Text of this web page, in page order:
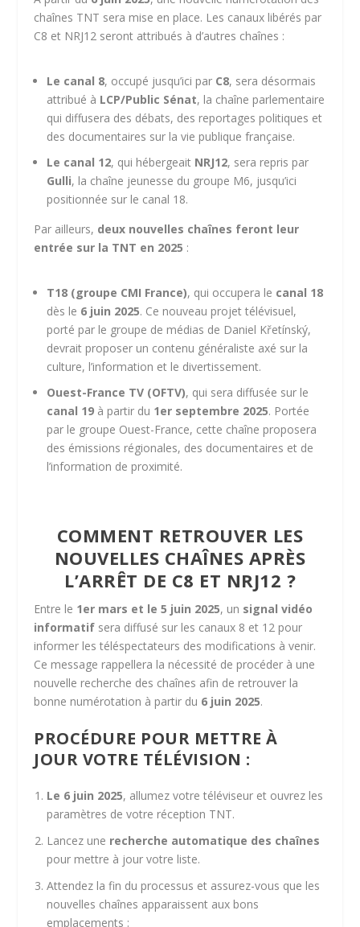
chaînes TNT sera mise en place. Les canaux libérés par
C8 et NRJ12 seront attribués à d’autres chaînes :
Le canal 8, occupé jusqu’ici par C8, sera désormais
attribué à LCP/Public Sénat, la chaîne parlementaire
qui diffusera des débats, des reportages politiques et
des documentaires sur la vie publique française.
Le canal 12, qui hébergeait NRJ12, sera repris par
Gulli, la chaîne jeunesse du groupe M6, jusqu’ici
positionnée sur le canal 18.
Par ailleurs, deux nouvelles chaînes feront leur
entrée sur la TNT en 2025 :
T18 (groupe CMI France), qui occupera le canal 18
dès le 6 juin 2025. Ce nouveau projet télévisuel,
porté par le groupe de médias de Daniel Křetínský,
devrait proposer un contenu généraliste axé sur la
culture, l’information et le divertissement.
Ouest-France TV (OFTV), qui sera diffusée sur le
canal 19 à partir du 1er septembre 2025. Portée
par le groupe Ouest-France, cette chaîne proposera
des émissions régionales, des documentaires et de
l’information de proximité.
COMMENT RETROUVER LES
NOUVELLES CHAÎNES APRÈS
L’ARRÊT DE C8 ET NRJ12 ?
Entre le 1er mars et le 5 juin 2025, un signal vidéo
informatif sera diffusé sur les canaux 8 et 12 pour
informer les téléspectateurs des modifications à venir.
Ce message rappellera la nécessité de procéder à une
nouvelle recherche des chaînes afin de retrouver la
bonne numérotation à partir du 6 juin 2025.
PROCÉDURE POUR METTRE À
JOUR VOTRE TÉLÉVISION :
Le 6 juin 2025, allumez votre téléviseur et ouvrez les
paramètres de votre réception TNT.
Lancez une recherche automatique des chaînes
pour mettre à jour votre liste.
Attendez la fin du processus et assurez-vous que les
nouvelles chaînes apparaissent aux bons
emplacements :